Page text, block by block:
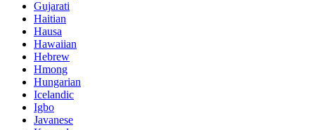
Gujarati
Haitian
Hausa
Hawaiian
Hebrew
Hmong
Hungarian
Icelandic
Igbo
Javanese